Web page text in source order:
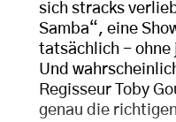
sich stracks
Samba“, eine
tatsächlich - ohne
Und
Regisseur Toby
genau die